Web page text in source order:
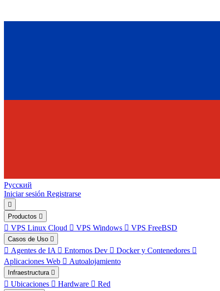
Русский
Iniciar sesión Registrarse
Productos
VPS Linux Cloud VPS Windows VPS FreeBSD
Casos de Uso
Agentes de IA Entornos Dev
Docker y Contenedores
Aplicaciones Web
Autoalojamiento
Infraestructura
Ubicaciones Hardware Red